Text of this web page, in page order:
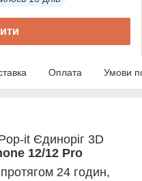
Оплата Умови
it Єдиноріг 3D
12/12 Pro
24 годин,